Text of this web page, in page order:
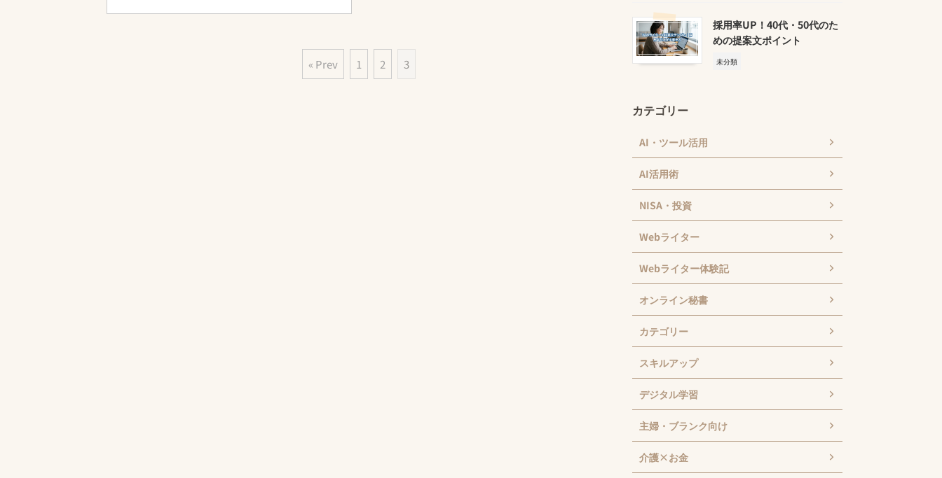
« Prev 1 2 3
採用率UP！40代・50代のた
めの提案文ポイント
未分類
カテゴリー
AI・ツール活用
AI活用術
NISA・投資
Webライター
Webライター体験記
オンライン秘書
カテゴリー
スキルアップ
デジタル学習
主婦・ブランク向け
介護×お金